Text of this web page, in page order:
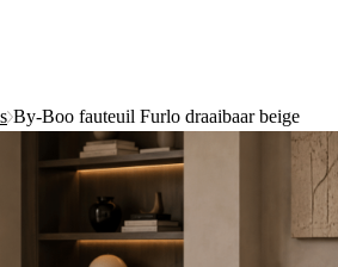
By-Boo fauteuil Furlo draaibaar beige